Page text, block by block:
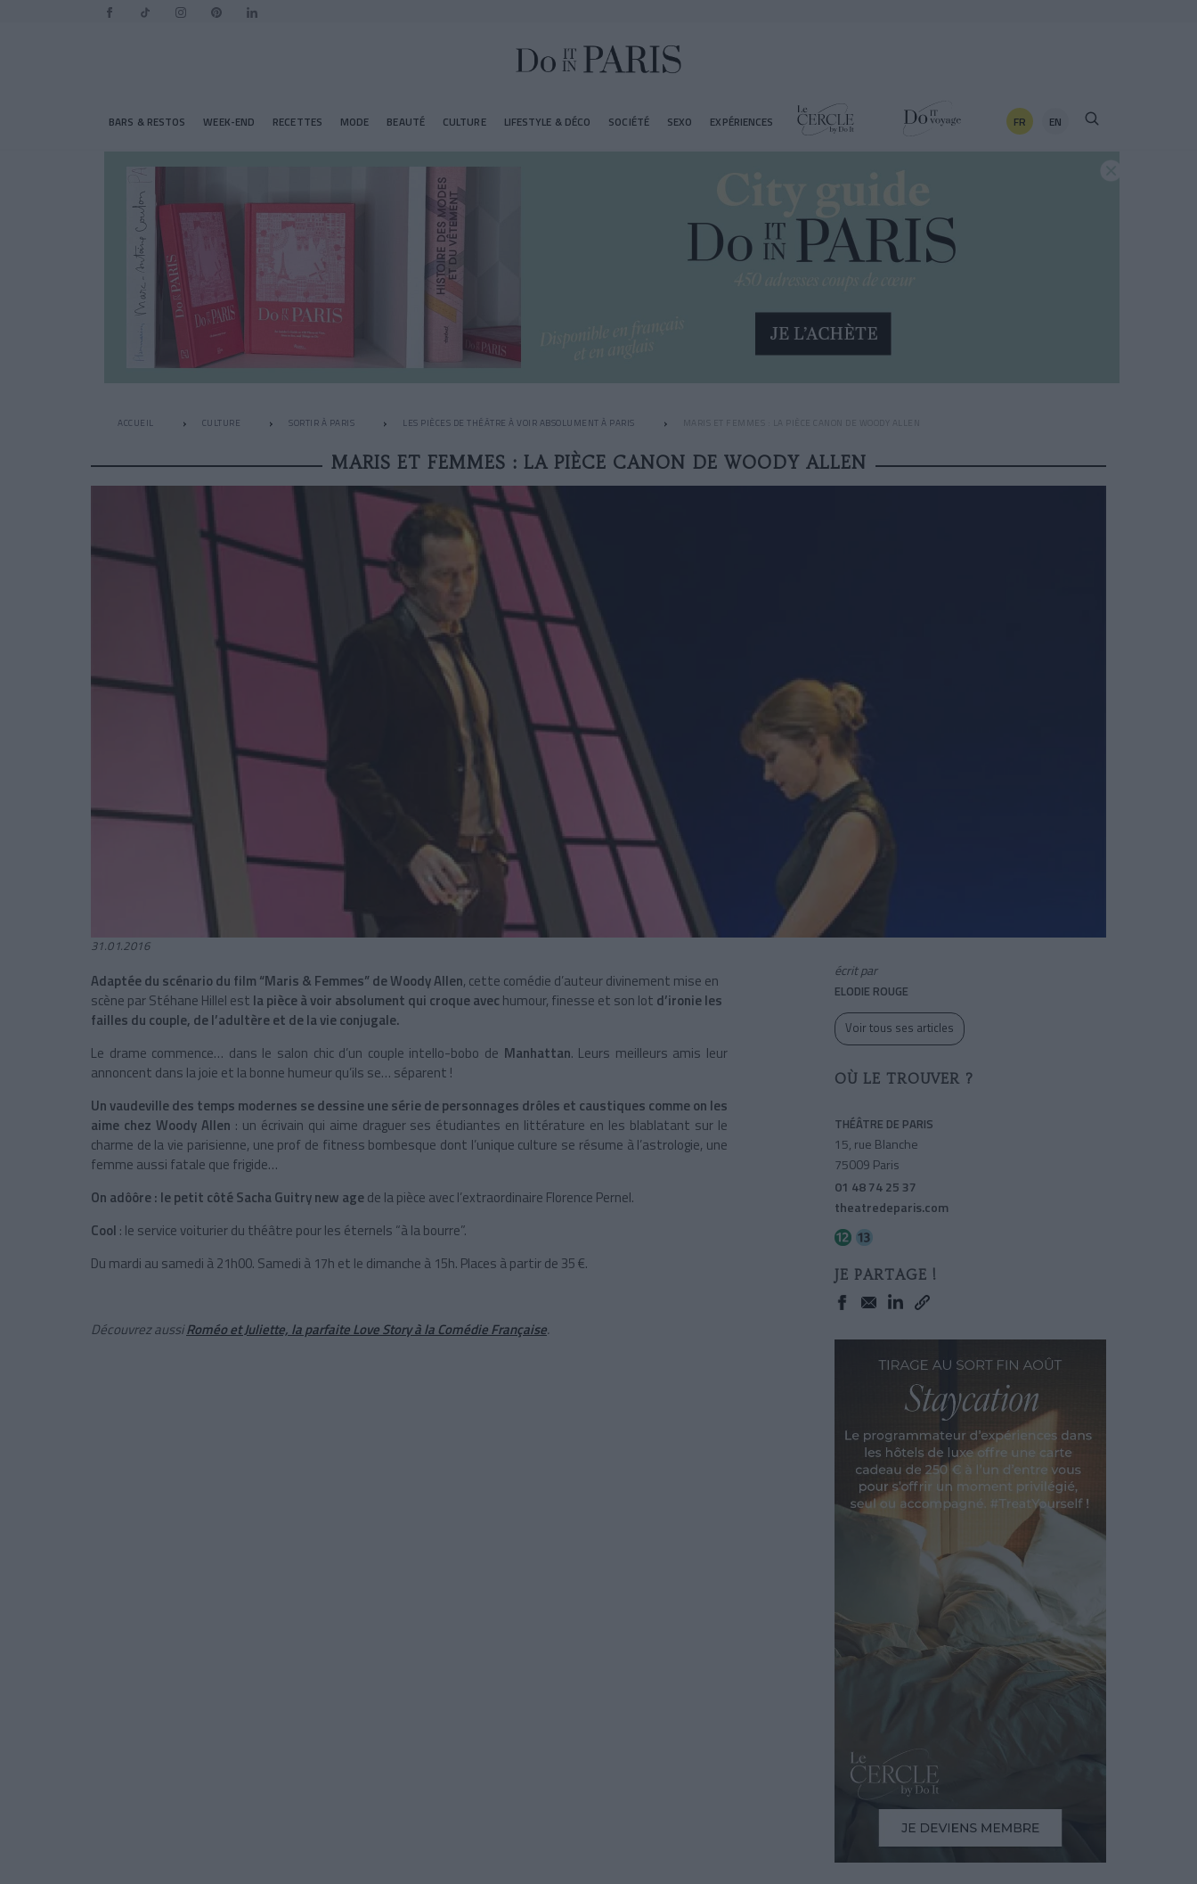
BARS & RESTOS WEEK-END RECETTES MODE BEAUTÉ CULTURE LIFESTYLE & DÉCO SOCIÉTÉ SEXO EXPÉRIENCES FR EN
ACCUEIL CULTURE SORTIR À PARIS LES PIÈCES DE THÉÂTRE À VOIR ABSOLUMENT À PARIS MARIS ET FEMMES : LA PIÈCE CANON DE WOODY ALLEN
MARIS ET FEMMES : LA PIÈCE CANON DE WOODY ALLEN
31.01.2016
Adaptée du scénario du film “Maris & Femmes” de Woody Allen, cette comédie d’auteur divinement mise en
scène par Stéhane Hillel est la pièce à voir absolument qui croque avec humour, finesse et son lot d’ironie les
failles du couple, de l’adultère et de la vie conjugale.
Le drame commence… dans le salon chic d’un couple intello-bobo de Manhattan. Leurs meilleurs amis leur
annoncent dans la joie et la bonne humeur qu’ils se… séparent !
Un vaudeville des temps modernes se dessine une série de personnages drôles et caustiques comme on les
aime chez Woody Allen : un écrivain qui aime draguer ses étudiantes en littérature en les blablatant sur le
charme de la vie parisienne, une prof de fitness bombesque dont l’unique culture se résume à l’astrologie, une
femme aussi fatale que frigide…
On adôôre : le petit côté Sacha Guitry new agede la pièce avec l’extraordinaire Florence Pernel.
Cool : le service voiturier du théâtre pour les éternels “à la bourre”.
Du mardi au samedi à 21h00. Samedi à 17h et le dimanche à 15h. Places à partir de 35 €.
Découvrez aussiRoméo et Juliette, la parfaite Love Story à la Comédie Française.
écrit par
ELODIE ROUGE
Voir tous ses articles
OÙ LE TROUVER ?
THÉÂTRE DE PARIS
15, rue Blanche
75009 Paris
01 48 74 25 37
theatredeparis.com
JE PARTAGE !